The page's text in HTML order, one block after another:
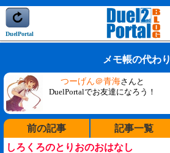
DuelPortal
メモ帳の代わり
つーげん＠青海さんと
DuelPortalでお友達になろう！
前の記事 記事一覧
しろくろのとりおのおはなし